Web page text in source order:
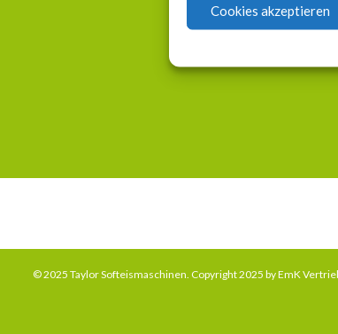
Cookies akzeptieren
© 2025 Taylor Softeismaschinen. Copyright 2025 by EmK